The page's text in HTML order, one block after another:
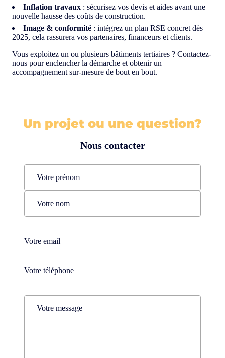
Inflation travaux : sécurisez vos devis et aides avant une
nouvelle hausse des coûts de construction.
Image & conformité : intégrez un plan RSE concret dès
2025, cela rassurera vos partenaires, financeurs et clients.
Vous exploitez un ou plusieurs bâtiments tertiaires ? Contactez-
nous pour enclencher la démarche et obtenir un
accompagnement sur-mesure de bout en bout.
Un projet ou une question?
Nous contacter
Name
Prénom
Téléphone(Nécessaire)
Téléphone(Nécessaire)
Comments